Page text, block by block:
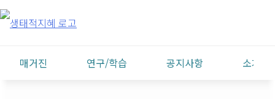
Skip
to
매거진 연구/학습 공지사항 소개